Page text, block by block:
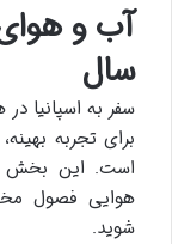
آب و
سال
سفر به اسپانیا
برای تجربه
است. این بخش
هوایی فصول
شوید.